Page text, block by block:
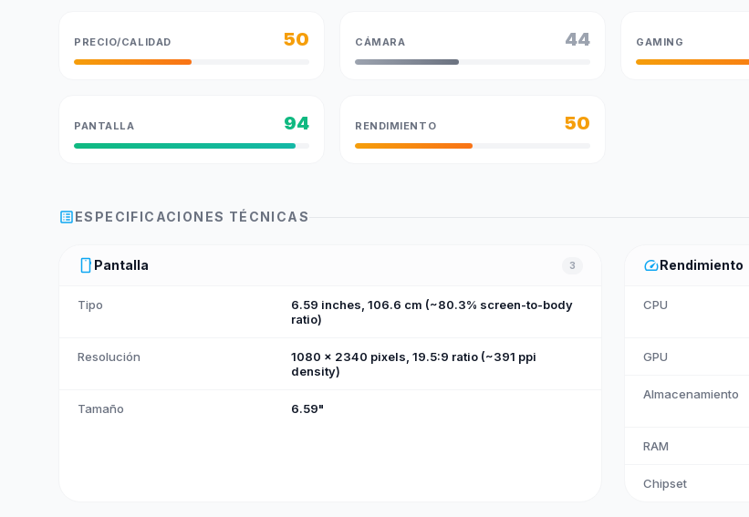
PRECIO/CALIDAD 50 CÁMARA 44 GAMING
PANTALLA 94 RENDIMIENTO 50
list_altESPECIFICACIONES TÉCNICAS
smartphone Pantalla 3
Tipo
6.59 inches, 106.6 cm (~80.3% screen-to-body
ratio)
Resolución
1080 x 2340 pixels, 19.5:9 ratio (~391 ppi
density)
Tamaño 6.59"
speedRendimiento
CPU
GPU
Almacenamiento
RAM
Chipset